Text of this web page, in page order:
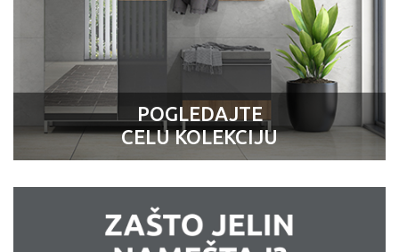
POGLEDAJTE
CELU KOLEKCIJU